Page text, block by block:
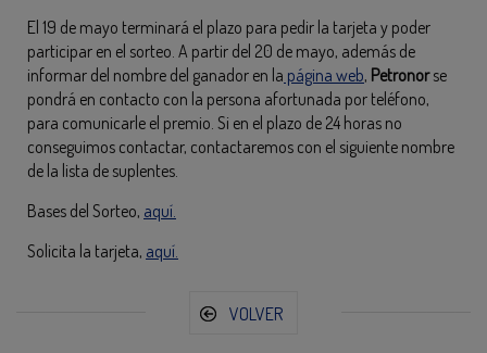
El 19 de mayo terminará el plazo para pedir la tarjeta y poder
participar en el sorteo. A partir del 20 de mayo, además de
informar del nombre del ganador en la página web, Petronorse
pondrá en contacto con la persona afortunada por teléfono,
para comunicarle el premio. Si en el plazo de 24 horas no
conseguimos contactar, contactaremos con el siguiente nombre
de la lista de suplentes.
Bases del Sorteo, aquí.
Solicita la tarjeta, aquí.
VOLVER